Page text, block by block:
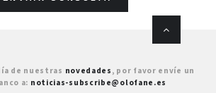
de nuestras novedades , por favor envíe un
a: noticias-subscribe@olofane.es